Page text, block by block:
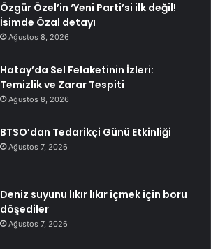
Özgür Özel’in ‘Yeni Parti’si ilk değil!
İsimde Özal detayı
Ağustos 8, 2026
Hatay’da Sel Felaketinin İzleri:
Temizlik ve Zarar Tespiti
Ağustos 8, 2026
BTSO’dan Tedarikçi Günü Etkinliği
Ağustos 7, 2026
Deniz suyunu lıkır lıkır içmek için boru
döşediler
Ağustos 7, 2026